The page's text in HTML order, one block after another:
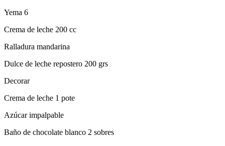
Yema 6
Crema de leche 200 cc
Ralladura mandarina
Dulce de leche repostero 200 grs
Decorar
Crema de leche 1 pote
Azúcar impalpable
Baño de chocolate blanco 2 sobres